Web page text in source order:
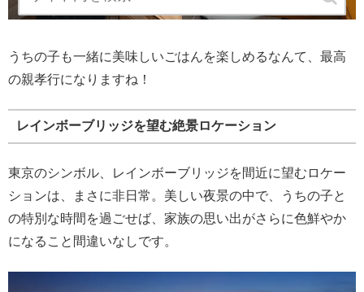
うちの子も一緒に美味しいごはんを楽しめるなんて、最高
の親孝行になりますね！
レインボーブリッジを望む絶景ロケーション
東京のシンボル、レインボーブリッジを間近に望むロケー
ションは、まさに非日常。美しい夜景の中で、うちの子と
の特別な時間を過ごせば、家族の思い出がさらに色鮮やか
になること間違いなしです。